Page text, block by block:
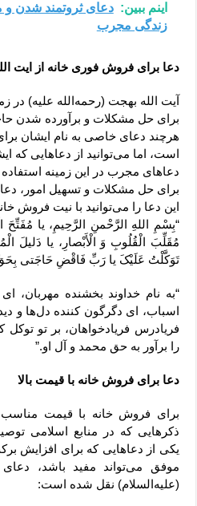
اینم ببین: دعای ثروتمند شدن و
زندگی مجرب
دعا برای فروش فوری خانه از ایت
آیت الله بهجت (رحمه‌الله علیه) در
برای حل مشکلات و برآورده شدن
هرچند دعای خاصی به نام ایشان
است، اما می‌توانید از دعاهایی که
دعاهای مجرب در این زمینه
برای حل مشکلات و تسهیل امور،
این دعا را می‌توانید با نیت فروش
“بِسْمِ اللهِ الرَّحْمنِ الرَّحِیمِ، یا مُفَتِّحَ
مُقَلِّبَ الْقُلُوبِ وَ الْأَبْصارِ، یا دَلیلَ
تَوَکَّلْتُ عَلَیْکَ یا رَبِّ فَاقْضِ حَاجَتی
“به نام خداوند بخشنده مهربان،
اسباب، ای دگرگون کننده دل‌ها و
فریادرس فریادخواهان، بر تو
را برآور به حق محمد و آل او.”
دعا برای فروش خانه با قیمت بالا
برای فروش خانه با قیمت مناسب و
ذکرهایی که در منابع اسلامی
یکی از دعاهایی که برای افزایش
موفق می‌تواند مفید باشد،
(علیه‌السلام) نقل شده است: